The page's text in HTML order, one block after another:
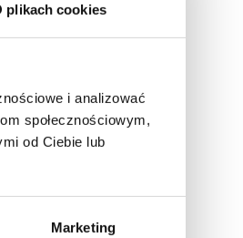
plikach cookies
i analizować
społecznościowym,
od Ciebie lub
Marketing
Zaloguj się
Kanał wpisów
Kanał komentarzy